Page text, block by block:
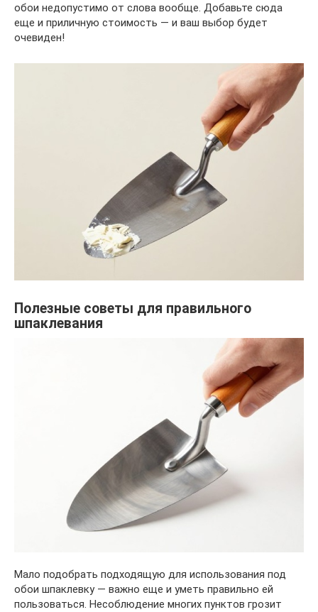
обои недопустимо от слова вообще. Добавьте сюда
еще и приличную стоимость — и ваш выбор будет
очевиден!
Полезные советы для правильного
шпаклевания
Мало подобрать подходящую для использования под
обои шпаклевку — важно еще и уметь правильно ей
пользоваться. Несоблюдение многих пунктов грозит